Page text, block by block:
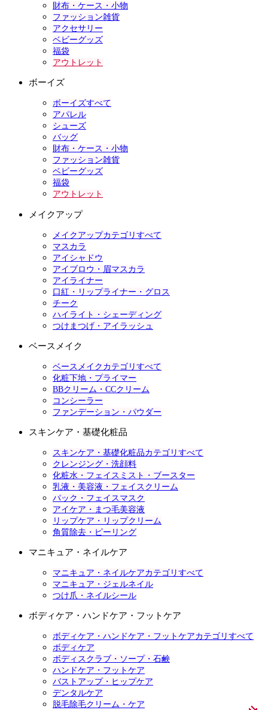
財布・ケース・小物
ファッション雑貨
アクセサリー
ベビーグッズ
福袋
アウトレット
ボーイズ
ボーイズすべて
アパレル
シューズ
バッグ
財布・ケース・小物
ファッション雑貨
ベビーグッズ
福袋
アウトレット
メイクアップ
メイクアップカテゴリすべて
マスカラ
アイシャドウ
アイブロウ・眉マスカラ
アイライナー
口紅・リップライナー・グロス
チーク
ハイライト・シェーディング
つけまつげ・アイラッシュ
ベースメイク
ベースメイクカテゴリすべて
化粧下地・プライマー
BBクリーム・CCクリーム
コンシーラー
ファンデーション・パウダー
スキンケア・基礎化粧品
スキンケア・基礎化粧品カテゴリすべて
クレンジング・洗顔料
化粧水・フェイスミスト・ブースター
乳液・美容液・フェイスクリーム
パック・フェイスマスク
アイケア・まつ毛美容液
リップケア・リップクリーム
角質除去・ピーリング
マニキュア・ネイルケア
マニキュア・ネイルケアカテゴリすべて
マニキュア・ジェルネイル
つけ爪・ネイルシール
ボディケア・ハンドケア・フットケア
ボディケア・ハンドケア・フットケアカテゴリすべて
ボディケア
ボディスクラブ・ソープ・石鹸
ハンドケア・フットケア
バストアップ・ヒップケア
デンタルケア
脱毛除毛クリーム・ケア